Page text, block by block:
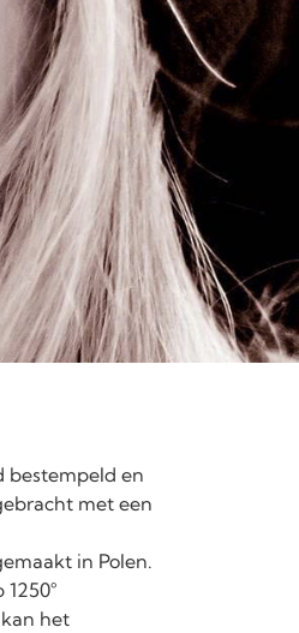
bestempeld en
met een
in Polen.
het